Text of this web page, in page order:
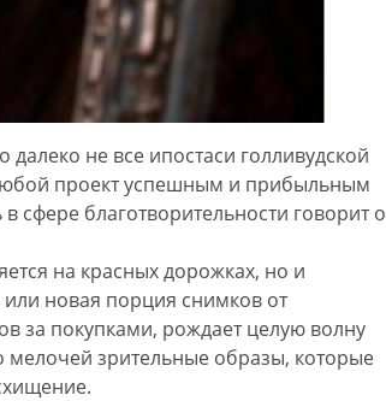
не все ипостаси голливудской
проект успешным и прибыльным
сфере благотворительности говорит о
на красных дорожках, но и
новая порция снимков от
за покупками, рождает целую волну
зрительные образы, которые